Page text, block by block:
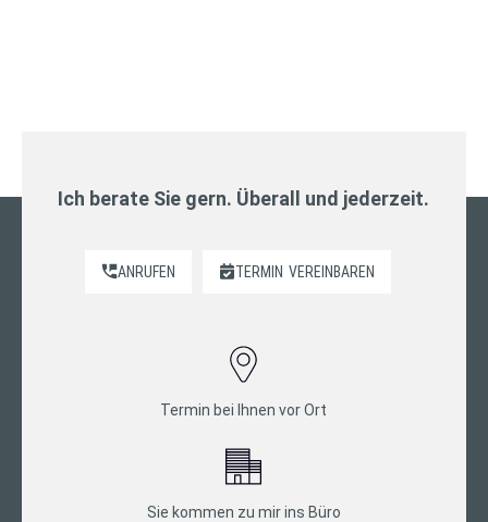
Ich berate Sie gern. Überall und jederzeit.
ANRUFEN TERMIN VEREINBAREN
Termin bei Ihnen vor Ort
Sie kommen zu mir ins Büro